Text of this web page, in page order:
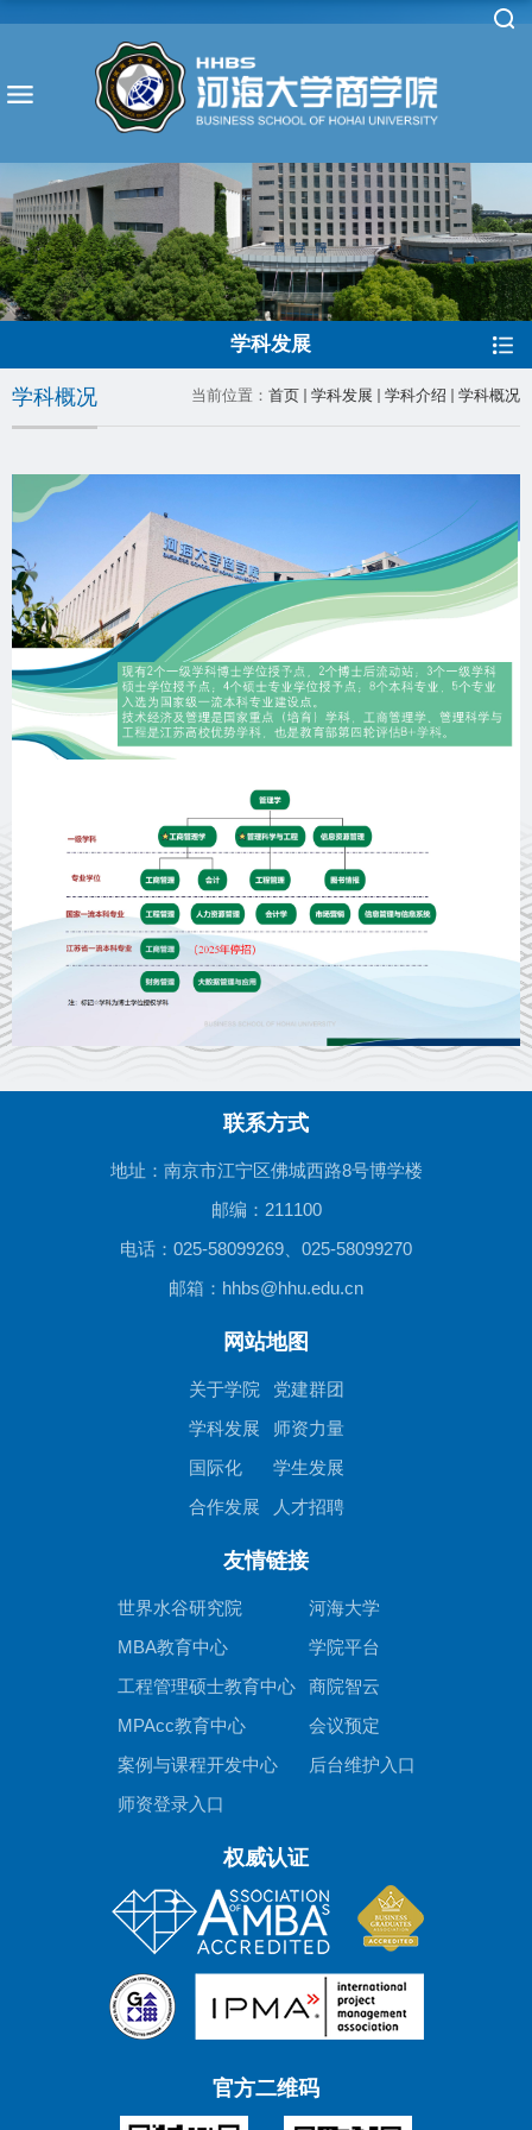
学科发展
当前位置： 首页 学科发展 学科介绍 学科概况
学科概况
联系方式
地址：南京市江宁区佛城西路8号博学楼
邮编：211100
电话：025-58099269、025-58099270
邮箱：hhbs@hhu.edu.cn
网站地图
关于学院
党建群团
学科发展
师资力量
国际化
学生发展
合作发展
人才招聘
友情链接
世界水谷研究院
河海大学
MBA教育中心
学院平台
工程管理硕士教育中心
商院智云
MPAcc教育中心
会议预定
案例与课程开发中心
后台维护入口
师资登录入口
权威认证
官方二维码